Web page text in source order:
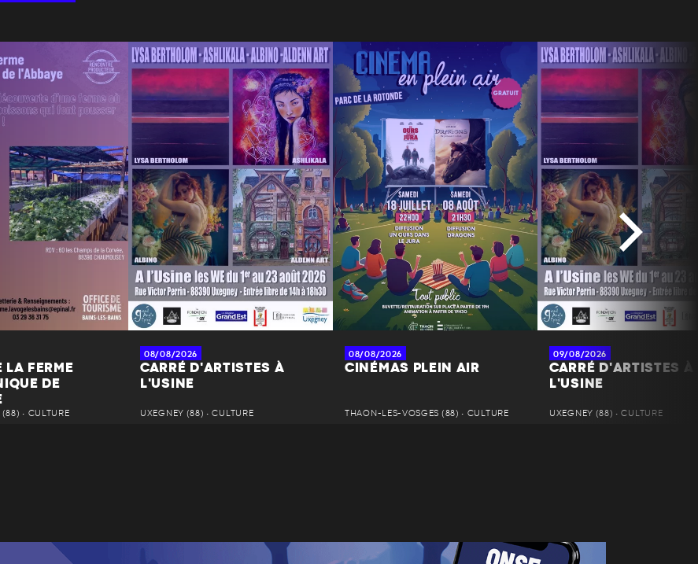
LA FERME
DE
• CULTURE
08/08/2026
CARRÉ D'ARTISTES À
L'USINE
UXEGNEY (88) • CULTURE
08/08/2026
CINÉMAS PLEIN AIR
THAON-LES-VOSGES (88) • CULTURE
09/08/2026
CARRÉ D'ARTISTES À
L'USINE
UXEGNEY (88) • CULTURE